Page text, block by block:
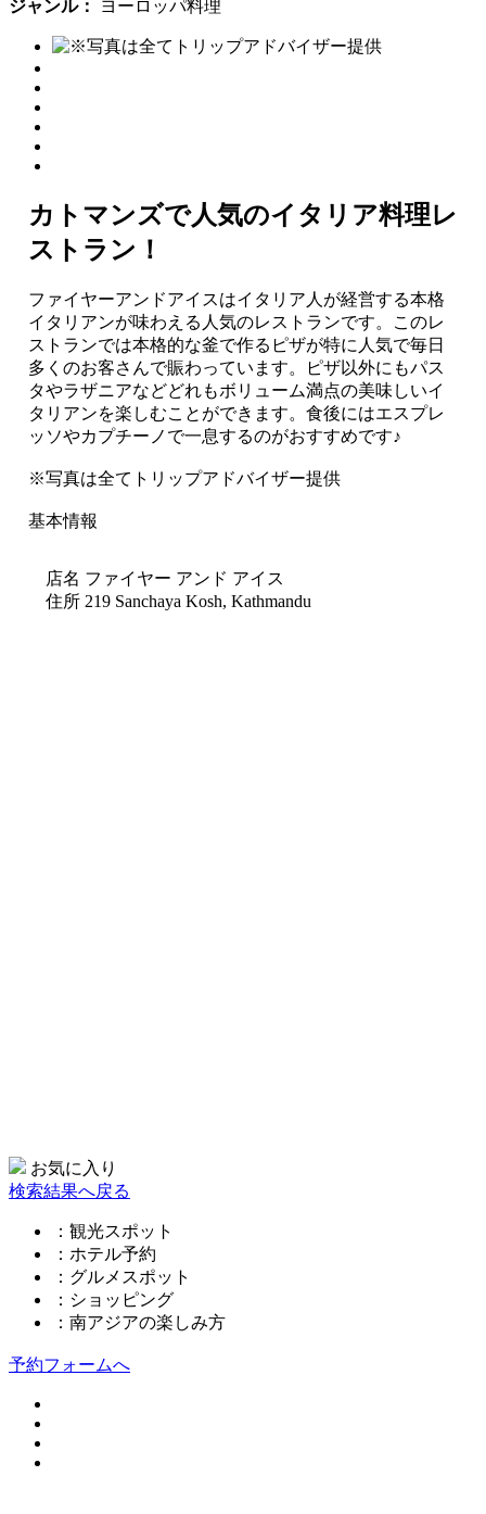
ジャンル： ヨーロッパ料理
カトマンズで人気のイタリア料理レ
ストラン！
ファイヤーアンドアイスはイタリア人が経営する本格
イタリアンが味わえる人気のレストランです。このレ
ストランでは本格的な釜で作るピザが特に人気で毎日
多くのお客さんで賑わっています。ピザ以外にもパス
タやラザニアなどどれもボリューム満点の美味しいイ
タリアンを楽しむことができます。食後にはエスプレ
ッソやカプチーノで一息するのがおすすめです♪
※写真は全てトリップアドバイザー提供
基本情報
店名 ファイヤー アンド アイス
住所 219 Sanchaya Kosh, Kathmandu
お気に入り
検索結果へ戻る
：観光スポット
：ホテル予約
：グルメスポット
：ショッピング
：南アジアの楽しみ方
予約フォームへ